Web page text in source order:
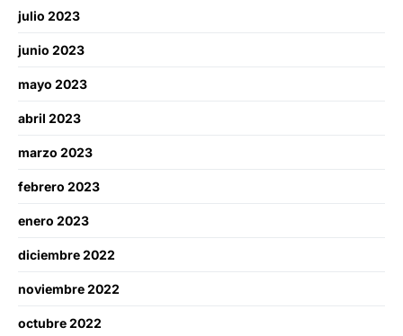
julio 2023
junio 2023
mayo 2023
abril 2023
marzo 2023
febrero 2023
enero 2023
diciembre 2022
noviembre 2022
octubre 2022